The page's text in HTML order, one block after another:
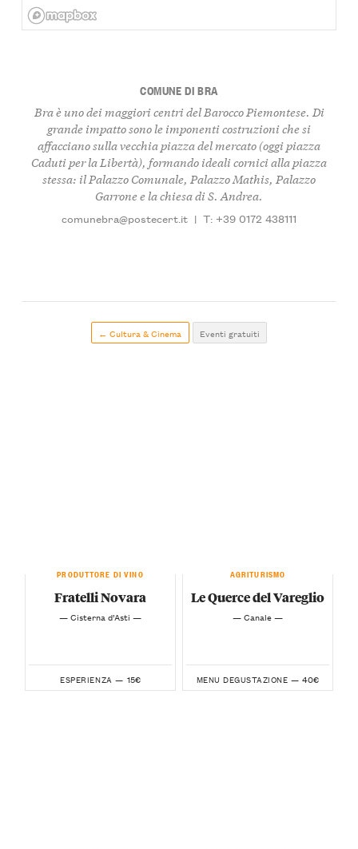
COMUNE DI BRA
Bra è uno dei maggiori centri del Barocco Piemontese. Di
grande impatto sono le imponenti costruzioni che si
affacciano sulla vecchia piazza del mercato (oggi piazza
Caduti per la Libertà), formando ideali cornici alla piazza
stessa: il Palazzo Comunale, Palazzo Mathis, Palazzo
Garrone e la chiesa di S. Andrea.
comunebra@postecert.it | T: +39 0172 438111
← Cultura & Cinema Eventi gratuiti
PRODUTTORE DI VINO
Fratelli Novara
— Cisterna d’Asti —
ESPERIENZA — 15€
AGRITURISMO
Le Querce del Vareglio
— Canale —
MENU DEGUSTAZIONE — 40€